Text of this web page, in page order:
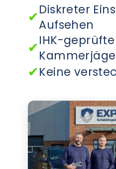
✔Diskreter
Aufsehen
✔IHK-geprüfte
✔Keine